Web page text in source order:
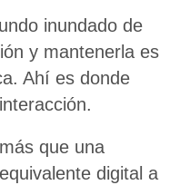
inundado de
y mantenerla es
Ahí es donde
que una
digital a